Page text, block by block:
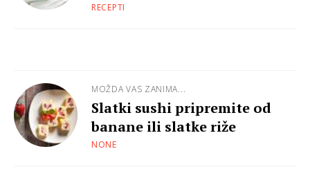
RECEPTI
MOŽDA VAS ZANIMA...
Slatki sushi pripremite od
banane ili slatke riže
NONE